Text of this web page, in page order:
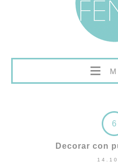
≡
6
Decorar con